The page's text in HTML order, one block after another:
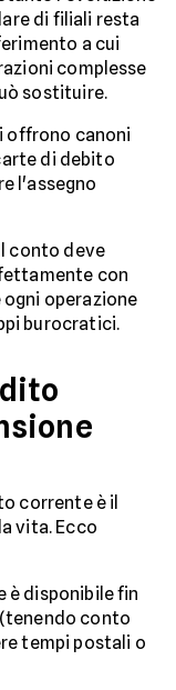
di filiali resta
a cui
complesse
sostituire.
canoni
di debito
l'assegno
conto deve
con
operazione
burocratici.
corrente è il
vita. Ecco
è disponibile fin
conto
tempi postali o